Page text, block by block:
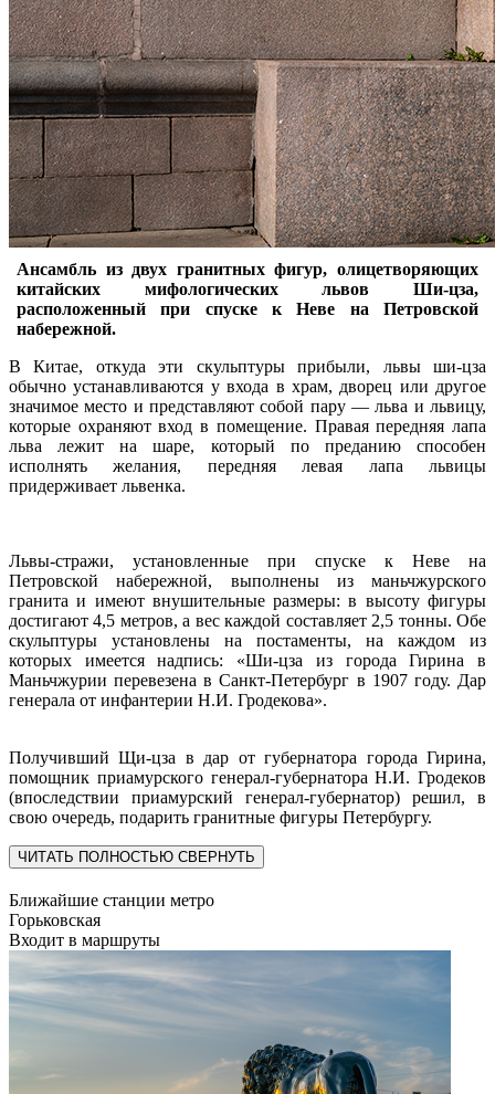
Ансамбль из двух гранитных фигур, олицетворяющих
китайских мифологических львов Ши-цза,
расположенный при спуске к Неве на Петровской
набережной.
В Китае, откуда эти скульптуры прибыли, львы ши-цза
обычно устанавливаются у входа в храм, дворец или другое
значимое место и представляют собой пару — льва и львицу,
которые охраняют вход в помещение. Правая передняя лапа
льва лежит на шаре, который по преданию способен
исполнять желания, передняя левая лапа львицы
придерживает львенка.
Львы-стражи, установленные при спуске к Неве на
Петровской набережной, выполнены из маньчжурского
гранита и имеют внушительные размеры: в высоту фигуры
достигают 4,5 метров, а вес каждой составляет 2,5 тонны. Обе
скульптуры установлены на постаменты, на каждом из
которых имеется надпись: «Ши-цза из города Гирина в
Маньчжурии перевезена в Санкт-Петербург в 1907 году. Дар
генерала от инфантерии Н.И. Гродекова».
Получивший Щи-цза в дар от губернатора города Гирина,
помощник приамурского генерал-губернатора Н.И. Гродеков
(впоследствии приамурский генерал-губернатор) решил, в
свою очередь, подарить гранитные фигуры Петербургу.
ЧИТАТЬ ПОЛНОСТЬЮ СВЕРНУТЬ
Ближайшие станции метро
Горьковская
Входит в маршруты